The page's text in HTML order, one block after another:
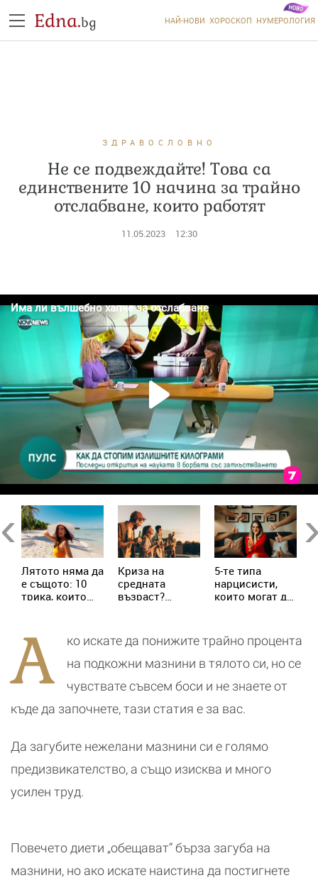
Edna.bg НАЙ-НОВИ ХОРОСКОП НУМЕРОЛОГИЯ
ЗДРАВОСЛОВНО
Не се подвеждайте! Това са
единствените 10 начина за трайно
отслабване, които работят
11.05.2023 12:30
Лятото няма да
е същото: 10
трика, които
Криза на
средната
възраст?
правилата
5-те типа
нарцисисти,
които могат да
всеки ден
А
ко искате да понижите трайно процента
на подкожни мазнини в тялото си, но се
чувствате съвсем боси и не знаете от
къде да започнете, тази статия е за вас.
Да загубите нежелани мазнини си е голямо
предизвикателство, а също изисква и много
усилен труд.
Повечето диети „обещават“ бърза загуба на
мазнини, но ако искате наистина да постигнете